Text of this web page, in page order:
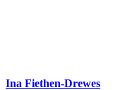
Ina Fiethen-Drewes